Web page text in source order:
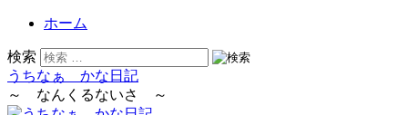
ホーム
検索
うちなぁ かな日記
～ なんくるないさ ～